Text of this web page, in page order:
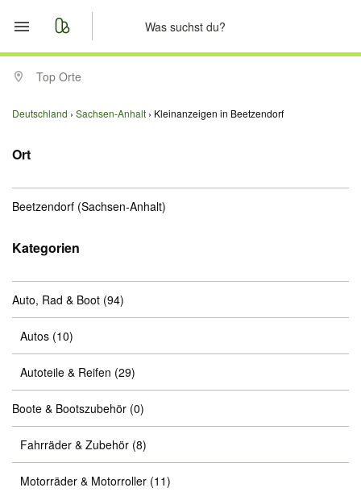
Start
Merkliste
Anzeige aufgeben
Top Orte
Deutschland Sachsen-Anhalt Kleinanzeigen in Beetzendorf
Ort
Beetzendorf (Sachsen-Anhalt)
Kategorien
Auto, Rad & Boot (94)
Autos (10)
Autoteile & Reifen (29)
Boote & Bootszubehör (0)
Fahrräder & Zubehör (8)
Motorräder & Motorroller (11)